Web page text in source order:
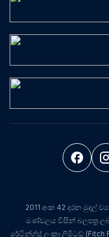
2011 අංක 42 දරන මුදල්
මණ්ඩලය විසින් බලපත්‍ර ලබා
රේටින්ග්ස් ලංකා ලිමිටඩ් (Fitch